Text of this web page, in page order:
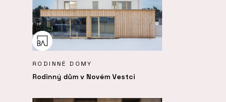
RODINNÉ DOMY
Rodinný dům v Novém Vestci